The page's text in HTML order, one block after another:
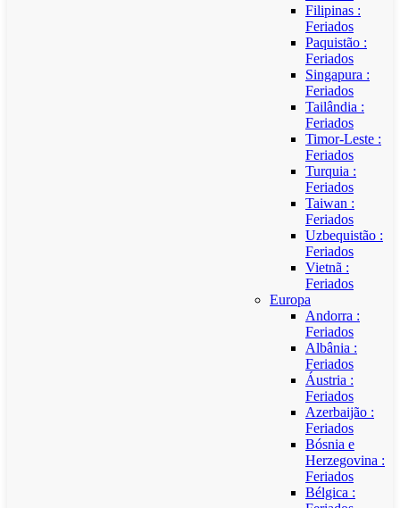
Filipinas :
Feriados
Paquistão :
Feriados
Singapura :
Feriados
Tailândia :
Feriados
Timor-Leste :
Feriados
Turquia :
Feriados
Taiwan :
Feriados
Uzbequistão :
Feriados
Vietnã :
Feriados
Europa
Andorra :
Feriados
Albânia :
Feriados
Áustria :
Feriados
Azerbaijão :
Feriados
Bósnia e
Herzegovina :
Feriados
Bélgica :